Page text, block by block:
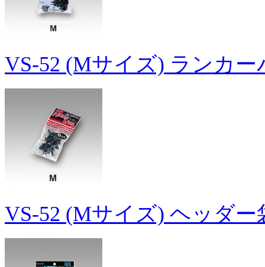
VS-52 (Mサイズ) ランカー
VS-52 (Mサイズ) ヘッダー